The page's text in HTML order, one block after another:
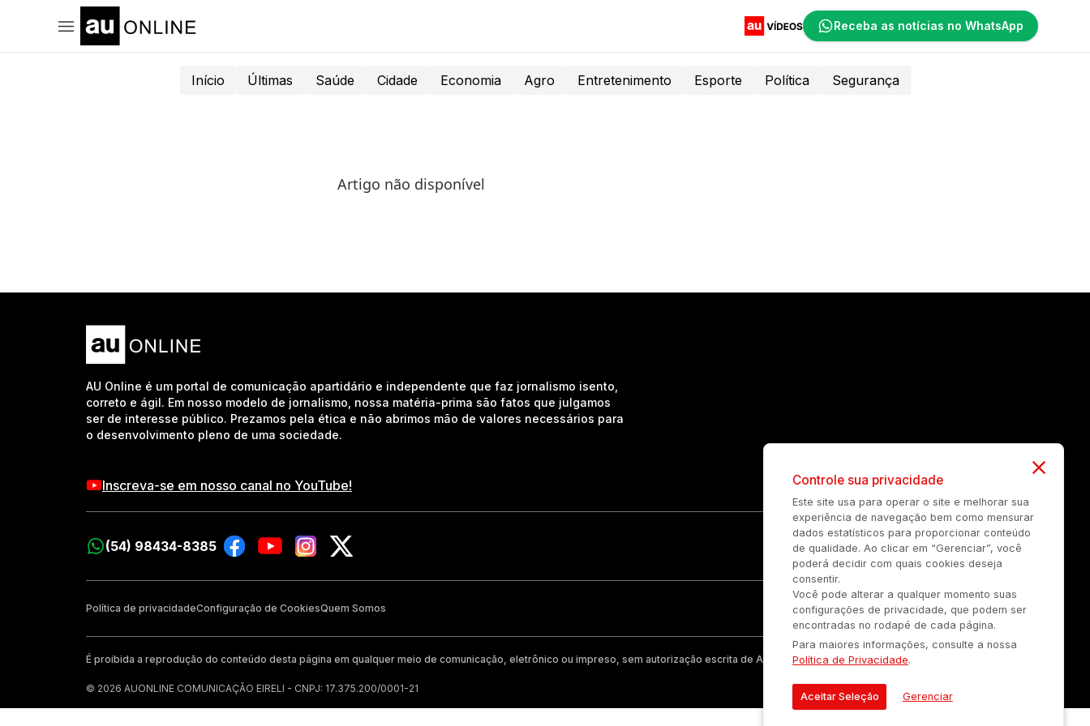
Receba as notícias no WhatsApp
Início Últimas Saúde Cidade Economia Agro Entretenimento Esporte Política Segurança
Artigo não disponível
AU Online é um portal de comunicação apartidário e independente que faz jornalismo isento,
correto e ágil. Em nosso modelo de jornalismo, nossa matéria-prima são fatos que julgamos
ser de interesse público. Prezamos pela ética e não abrimos mão de valores necessários para
o desenvolvimento pleno de uma sociedade.
Inscreva-se em nosso canal no YouTube!
(54) 98434-8385
Política de privacidadeConfiguração de CookiesQuem Somos
É proibida a reprodução do conteúdo desta página em qualquer meio de comunicação, eletrônico ou impreso, sem autorização escrita de Auonline Comunicação Eireli.
© 2026 AUONLINE COMUNICAÇÃO EIRELI - CNPJ: 17.375.200/0001-21
Controle sua privacidade
Este site usa para operar o site e melhorar sua
experiência de navegação bem como mensurar
dados estatísticos para proporcionar conteúdo
de qualidade. Ao clicar em “Gerenciar”, você
poderá decidir com quais cookies deseja
consentir.
Você pode alterar a qualquer momento suas
configurações de privacidade, que podem ser
encontradas no rodapé de cada página.
Para maiores informações, consulte a nossa
Política de Privacidade.
Aceitar Seleção Gerenciar